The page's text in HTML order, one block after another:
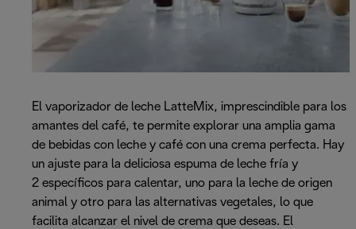
El vaporizador de leche LatteMix, imprescindible para los
amantes del café, te permite explorar una amplia gama
de bebidas con leche y café con una crema perfecta. Hay
un ajuste para la deliciosa espuma de leche fría y
2 específicos para calentar, uno para la leche de origen
animal y otro para las alternativas vegetales, lo que
facilita alcanzar el nivel de crema que deseas. El